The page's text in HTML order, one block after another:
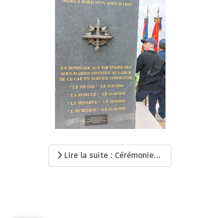
Lire la suite : Cérémonie à Ramatuelle